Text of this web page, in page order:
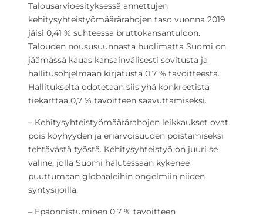
Talousarvioesityksessä annettujen
kehitysyhteistyömäärärahojen taso vuonna 2019
jäisi 0,41 % suhteessa bruttokansantuloon.
Talouden noususuunnasta huolimatta Suomi on
jäämässä kauas kansainvälisesti sovitusta ja
hallitusohjelmaan kirjatusta 0,7 % tavoitteesta.
Hallitukselta odotetaan siis yhä konkreetista
tiekarttaa 0,7 % tavoitteen saavuttamiseksi.
– Kehitysyhteistyömäärärahojen leikkaukset ovat
pois köyhyyden ja eriarvoisuuden poistamiseksi
tehtävästä työstä. Kehitysyhteistyö on juuri se
väline, jolla Suomi halutessaan kykenee
puuttumaan globaaleihin ongelmiin niiden
syntysijoilla.
– Epäonnistuminen 0,7 % tavoitteen